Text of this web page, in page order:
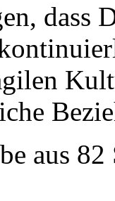
dass
aus